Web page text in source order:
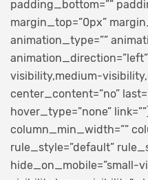
padding_bottom=””
margin_top=”0px”
animation_type=””
visibility,medium-
center_content=”no”
hover_type=”none”
column_min_width=””
rule_style=”default”
hide_on_mobile=”small-